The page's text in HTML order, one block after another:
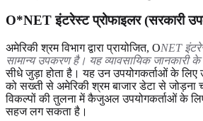
O*NET इंटरेस्ट प्रोफाइलर (सरकारी
अमेरिकी श्रम विभाग द्वारा प्रायोजित, ONET
सामान्य उपकरण है। यह व्यावसायिक जानकारी के
सीधे जुड़ा होता है। यह उन उपयोगकर्ताओं के लिए
को सख्ती से अमेरिकी श्रम बाजार डेटा से जोड़ना
विकल्पों की तुलना में कैजुअल उपयोगकर्ताओं के
सहज लग सकता है।